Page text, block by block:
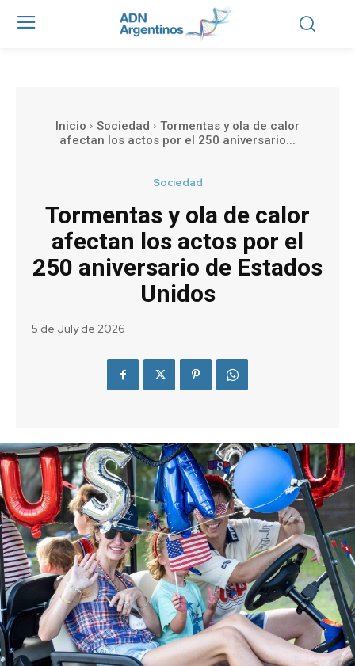
Inicio Sociedad
Tormentas y ola de calor
afectan los actos por el 250 aniversario...
Sociedad
Tormentas y ola de calor
afectan los actos por el
250 aniversario de Estados
Unidos
5 de July de 2026